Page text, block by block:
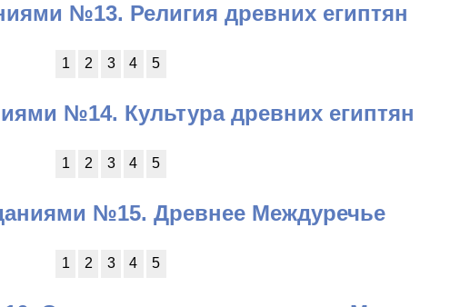
№13. Религия древних египтян
1 2 3 4 5
№14. Культура древних египтян
1 2 3 4 5
№15. Древнее Междуречье
1 2 3 4 5